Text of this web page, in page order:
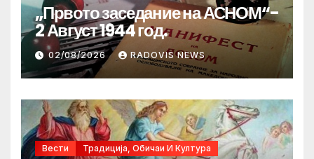
„Првото заседание на АСНОМ“-
2 Август 1944 год.
02/08/2026 RADOVIS NEWS
Вести Традиција, Обичаи И Култура